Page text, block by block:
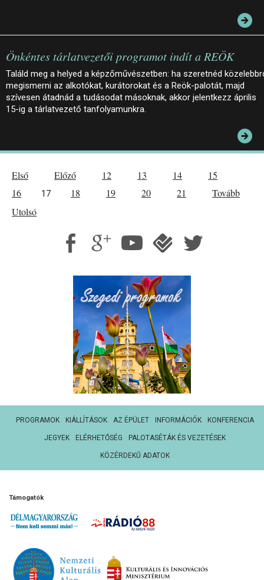
Önkéntes tárlatvezetői programot indít a REÖK
Találd meg a helyed a képzőművészetben: ha szeretnéd
megismerni az alkotókat, kurátorokat és a Reök-palotát, majd
szívesen átadnád a tudásodat másoknak, akkor jelentkezz április
15-ig a tárlatvezető tanfolyamunkra.
Első Előző 12 13 14
15
16
17 18 19 20 21
Tovább
Utolsó
PROGRAMOK KIÁLLÍTÁSOK AZ ÉPÜLET INFORMÁCIÓK KONFERENCIA
JEGYEK ELÉRHETŐSÉG PALOTASÉTÁK ÉS VEZETÉSEK
KÖZÉRDEKŰ ADATOK
Támogatók